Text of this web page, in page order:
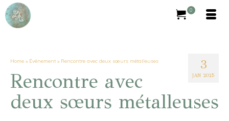
0
3
JAN 2025
Home » Événement » Rencontre avec deux sœurs métalleuses
Rencontre avec
deux sœurs métalleuses